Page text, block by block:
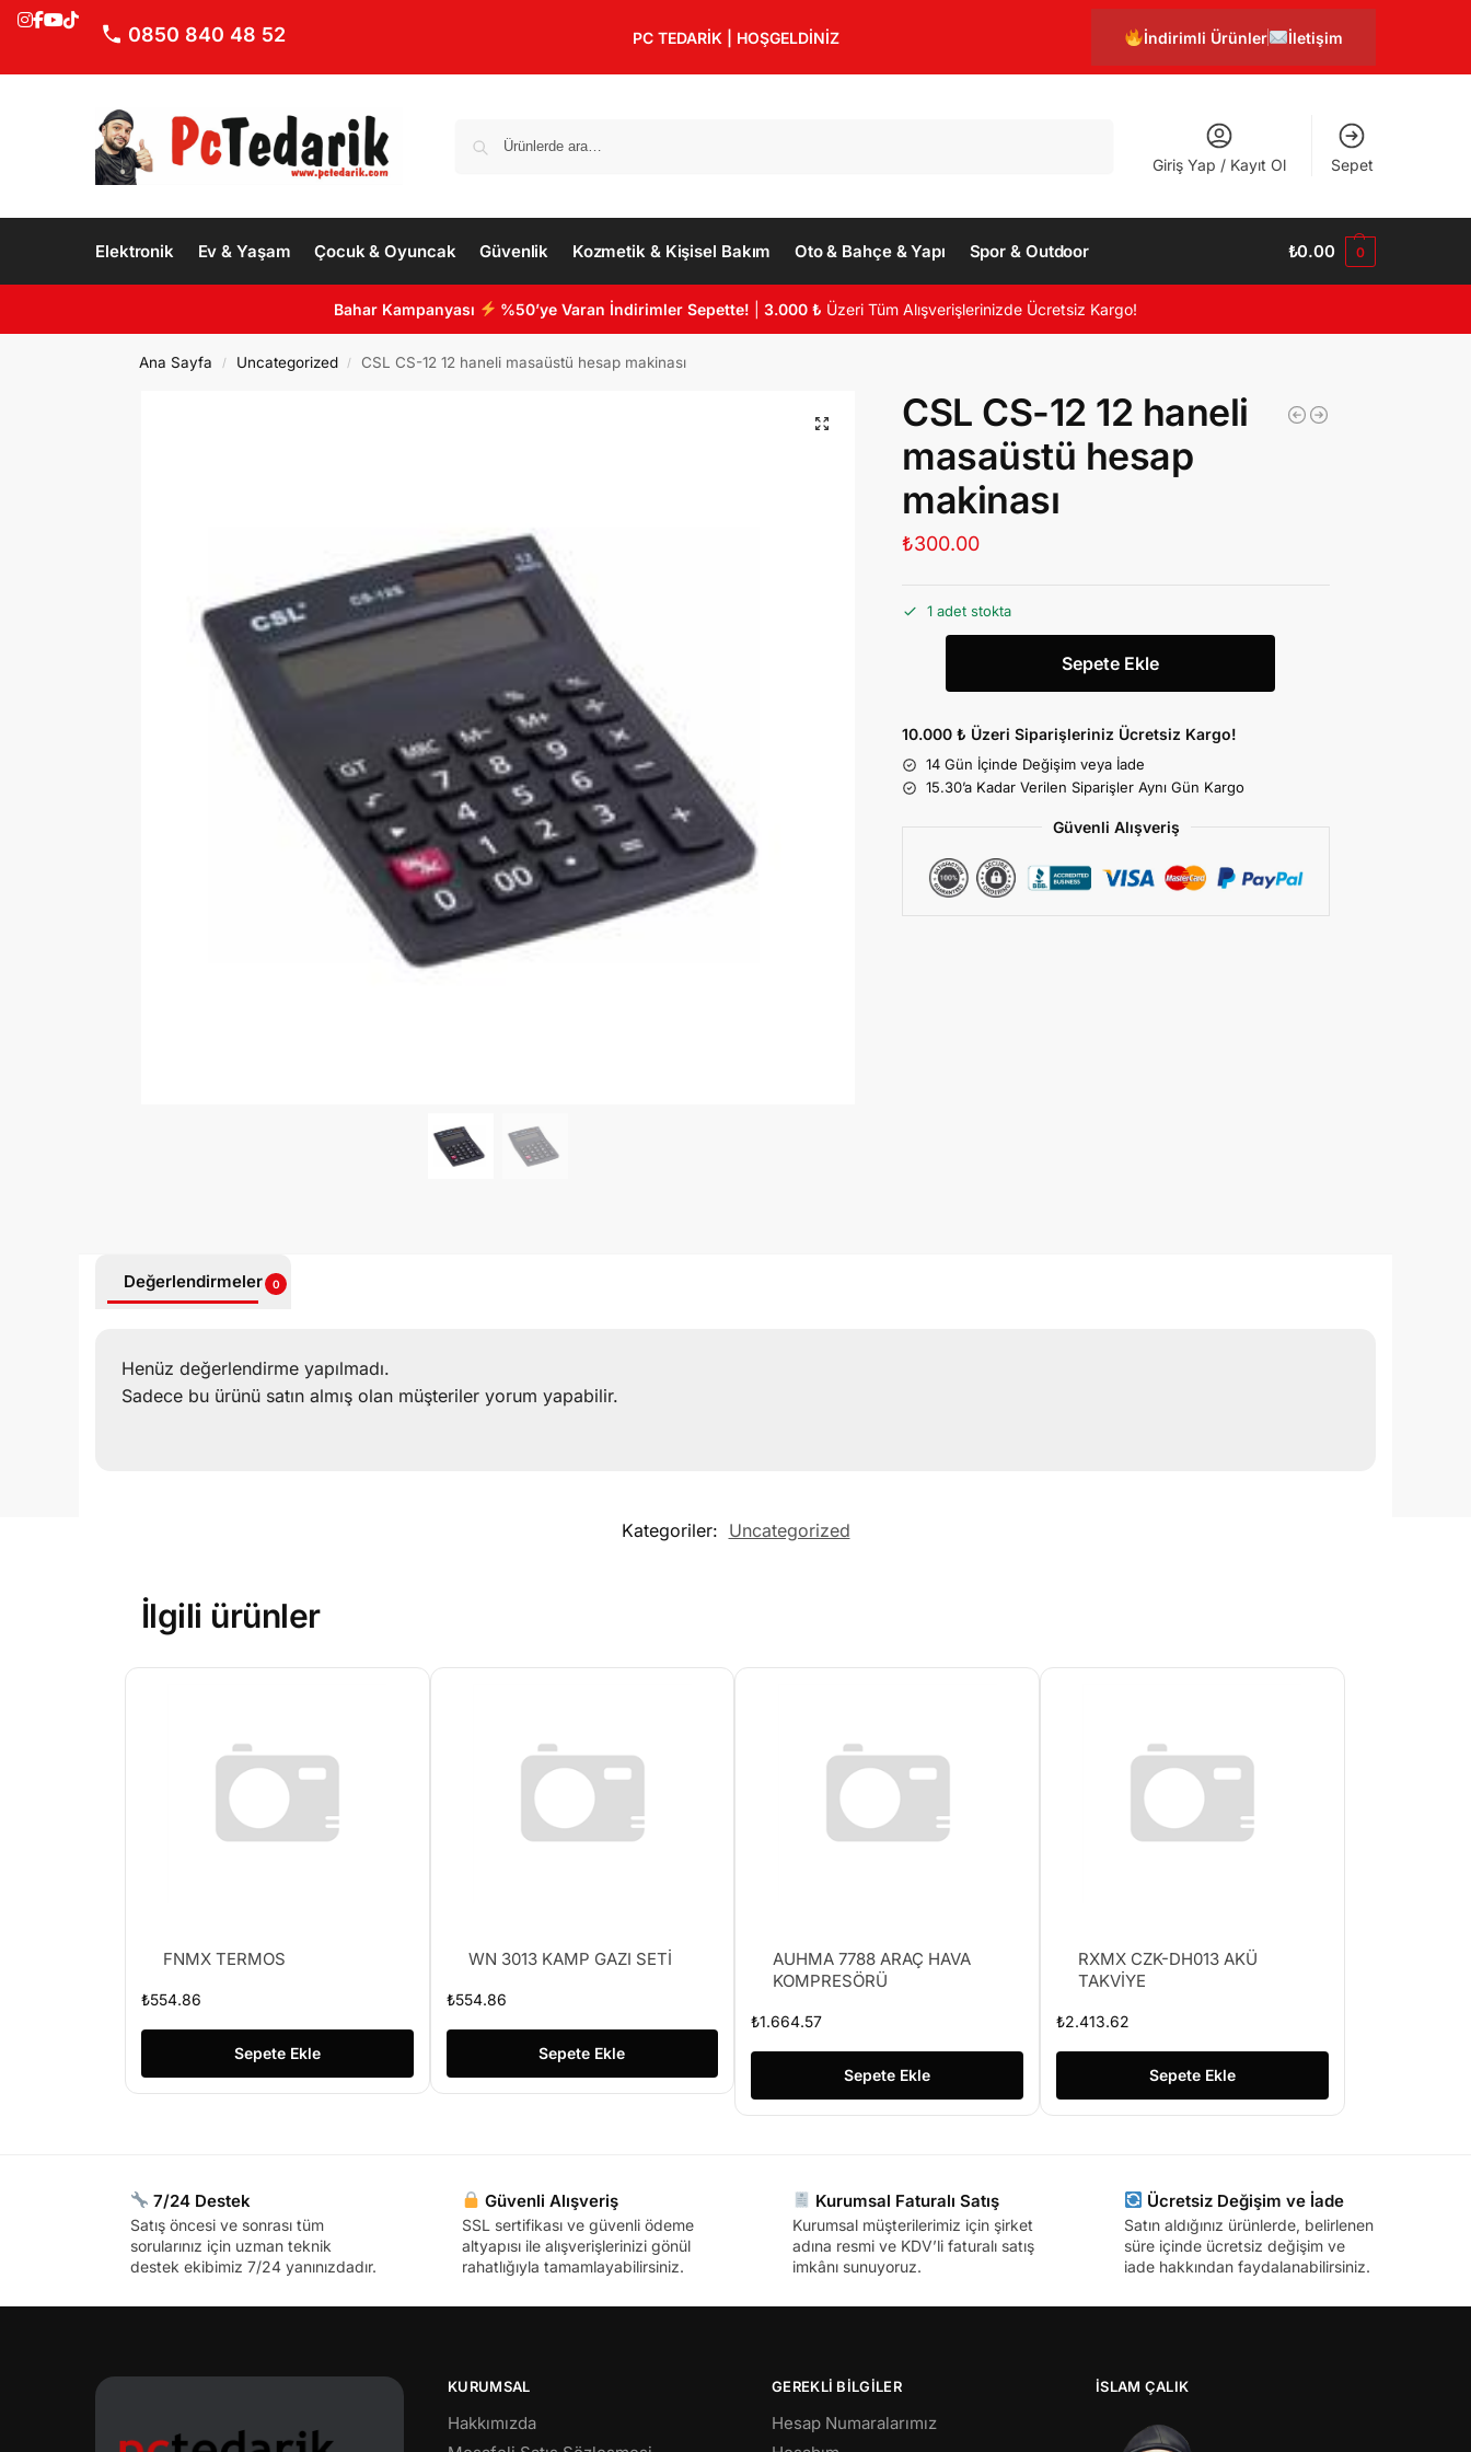
0850 840 48 52 PC TEDARİK | HOŞGELDİNİZ İndirimli Ürünler İletişim
Giriş Yap / Kayıt Ol Sepet
Elektronik Ev & Yaşam Çocuk & Oyuncak Güvenlik Kozmetik & Kişisel Bakım Oto & Bahçe & Yapı Spor & Outdoor ₺0.00 0
Bahar Kampanyası %50’ye Varan İndirimler Sepette! |3.000 ₺ Üzeri Tüm Alışverişlerinizde Ücretsiz Kargo!
Ana Sayfa / Uncategorized / CSL CS-12 12 haneli masaüstü hesap makinası
CSL CS-12 12 haneli
masaüstü hesap
makinası
₺300.00
1 adet stokta
Sepete Ekle
10.000 ₺ Üzeri Siparişleriniz Ücretsiz Kargo!
14 Gün İçinde Değişim veya İade
15.30’a Kadar Verilen Siparişler Aynı Gün Kargo
Güvenli Alışveriş
Değerlendirmeler 0
Henüz değerlendirme yapılmadı.
Sadece bu ürünü satın almış olan müşteriler yorum yapabilir.
Kategoriler: Uncategorized
İlgili ürünler
FNMX TERMOS
₺554.86
Sepete Ekle
WN 3013 KAMP GAZI SETİ
₺554.86
Sepete Ekle
AUHMA 7788 ARAÇ HAVA
KOMPRESÖRÜ
₺1.664.57
Sepete Ekle
RXMX CZK-DH013 AKÜ
TAKVİYE
₺2.413.62
Sepete Ekle
7/24 Destek
Satış öncesi ve sonrası tüm
sorularınız için uzman teknik
destek ekibimiz 7/24 yanınızdadır.
Güvenli Alışveriş
SSL sertifikası ve güvenli ödeme
altyapısı ile alışverişlerinizi gönül
rahatlığıyla tamamlayabilirsiniz.
Kurumsal Faturalı Satış
Kurumsal müşterilerimiz için şirket
adına resmi ve KDV’li faturalı satış
imkânı sunuyoruz.
Ücretsiz Değişim ve İade
Satın aldığınız ürünlerde, belirlenen
süre içinde ücretsiz değişim ve
iade hakkından faydalanabilirsiniz.
KURUMSAL
Hakkımızda
GEREKLİ BİLGİLER
Hesap Numaralarımız
İSLAM ÇALIK